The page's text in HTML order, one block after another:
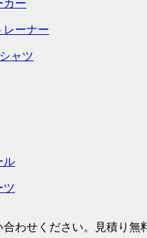
カー
レーナー
ャツ
ル
ツ
わせください。見積り無